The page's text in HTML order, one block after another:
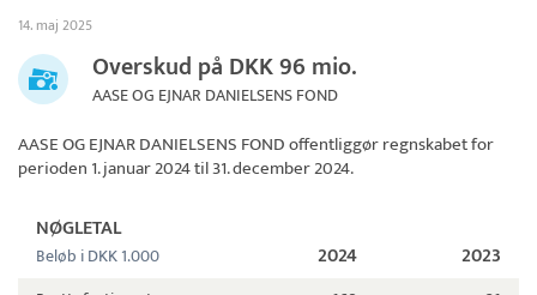
14. maj 2025
Overskud på DKK 96 mio.
AASE OG EJNAR DANIELSENS FOND
AASE OG EJNAR DANIELSENS FONDoffentliggør regnskabet for
perioden 1. januar 2024 til 31. december 2024.
NØGLETAL
Beløb i DKK 1.000 2024 2023